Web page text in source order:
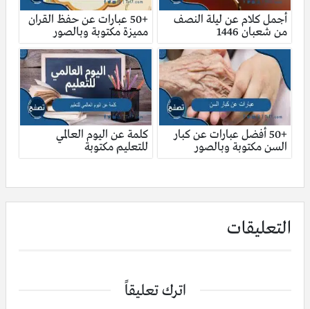
أجمل كلام عن ليلة النصف
من شعبان 1446
+50 عبارات عن حفظ القران
مميزة مكتوبة وبالصور
+50 أفضل عبارات عن كبار
السن مكتوبة وبالصور
كلمة عن اليوم العالمي
للتعليم مكتوبة
التعليقات
اترك تعليقاً